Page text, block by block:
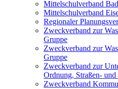
Mittelschulverband
Mittelschulverband
Regionaler
Zweckverband zur
Gruppe
Zweckverband zur
Gruppe
Zweckverband zur
Ordnung, Straßen-
Zweckverband